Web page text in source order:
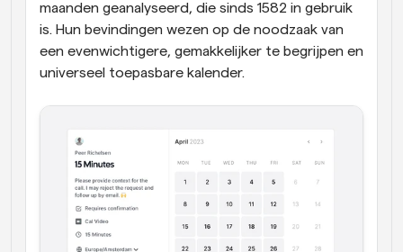
maanden geanalyseerd, die sinds 1582 in gebruik
is. Hun bevindingen wezen op de noodzaak van
een evenwichtigere, gemakkelijker te begrijpen en
universeel toepasbare kalender.